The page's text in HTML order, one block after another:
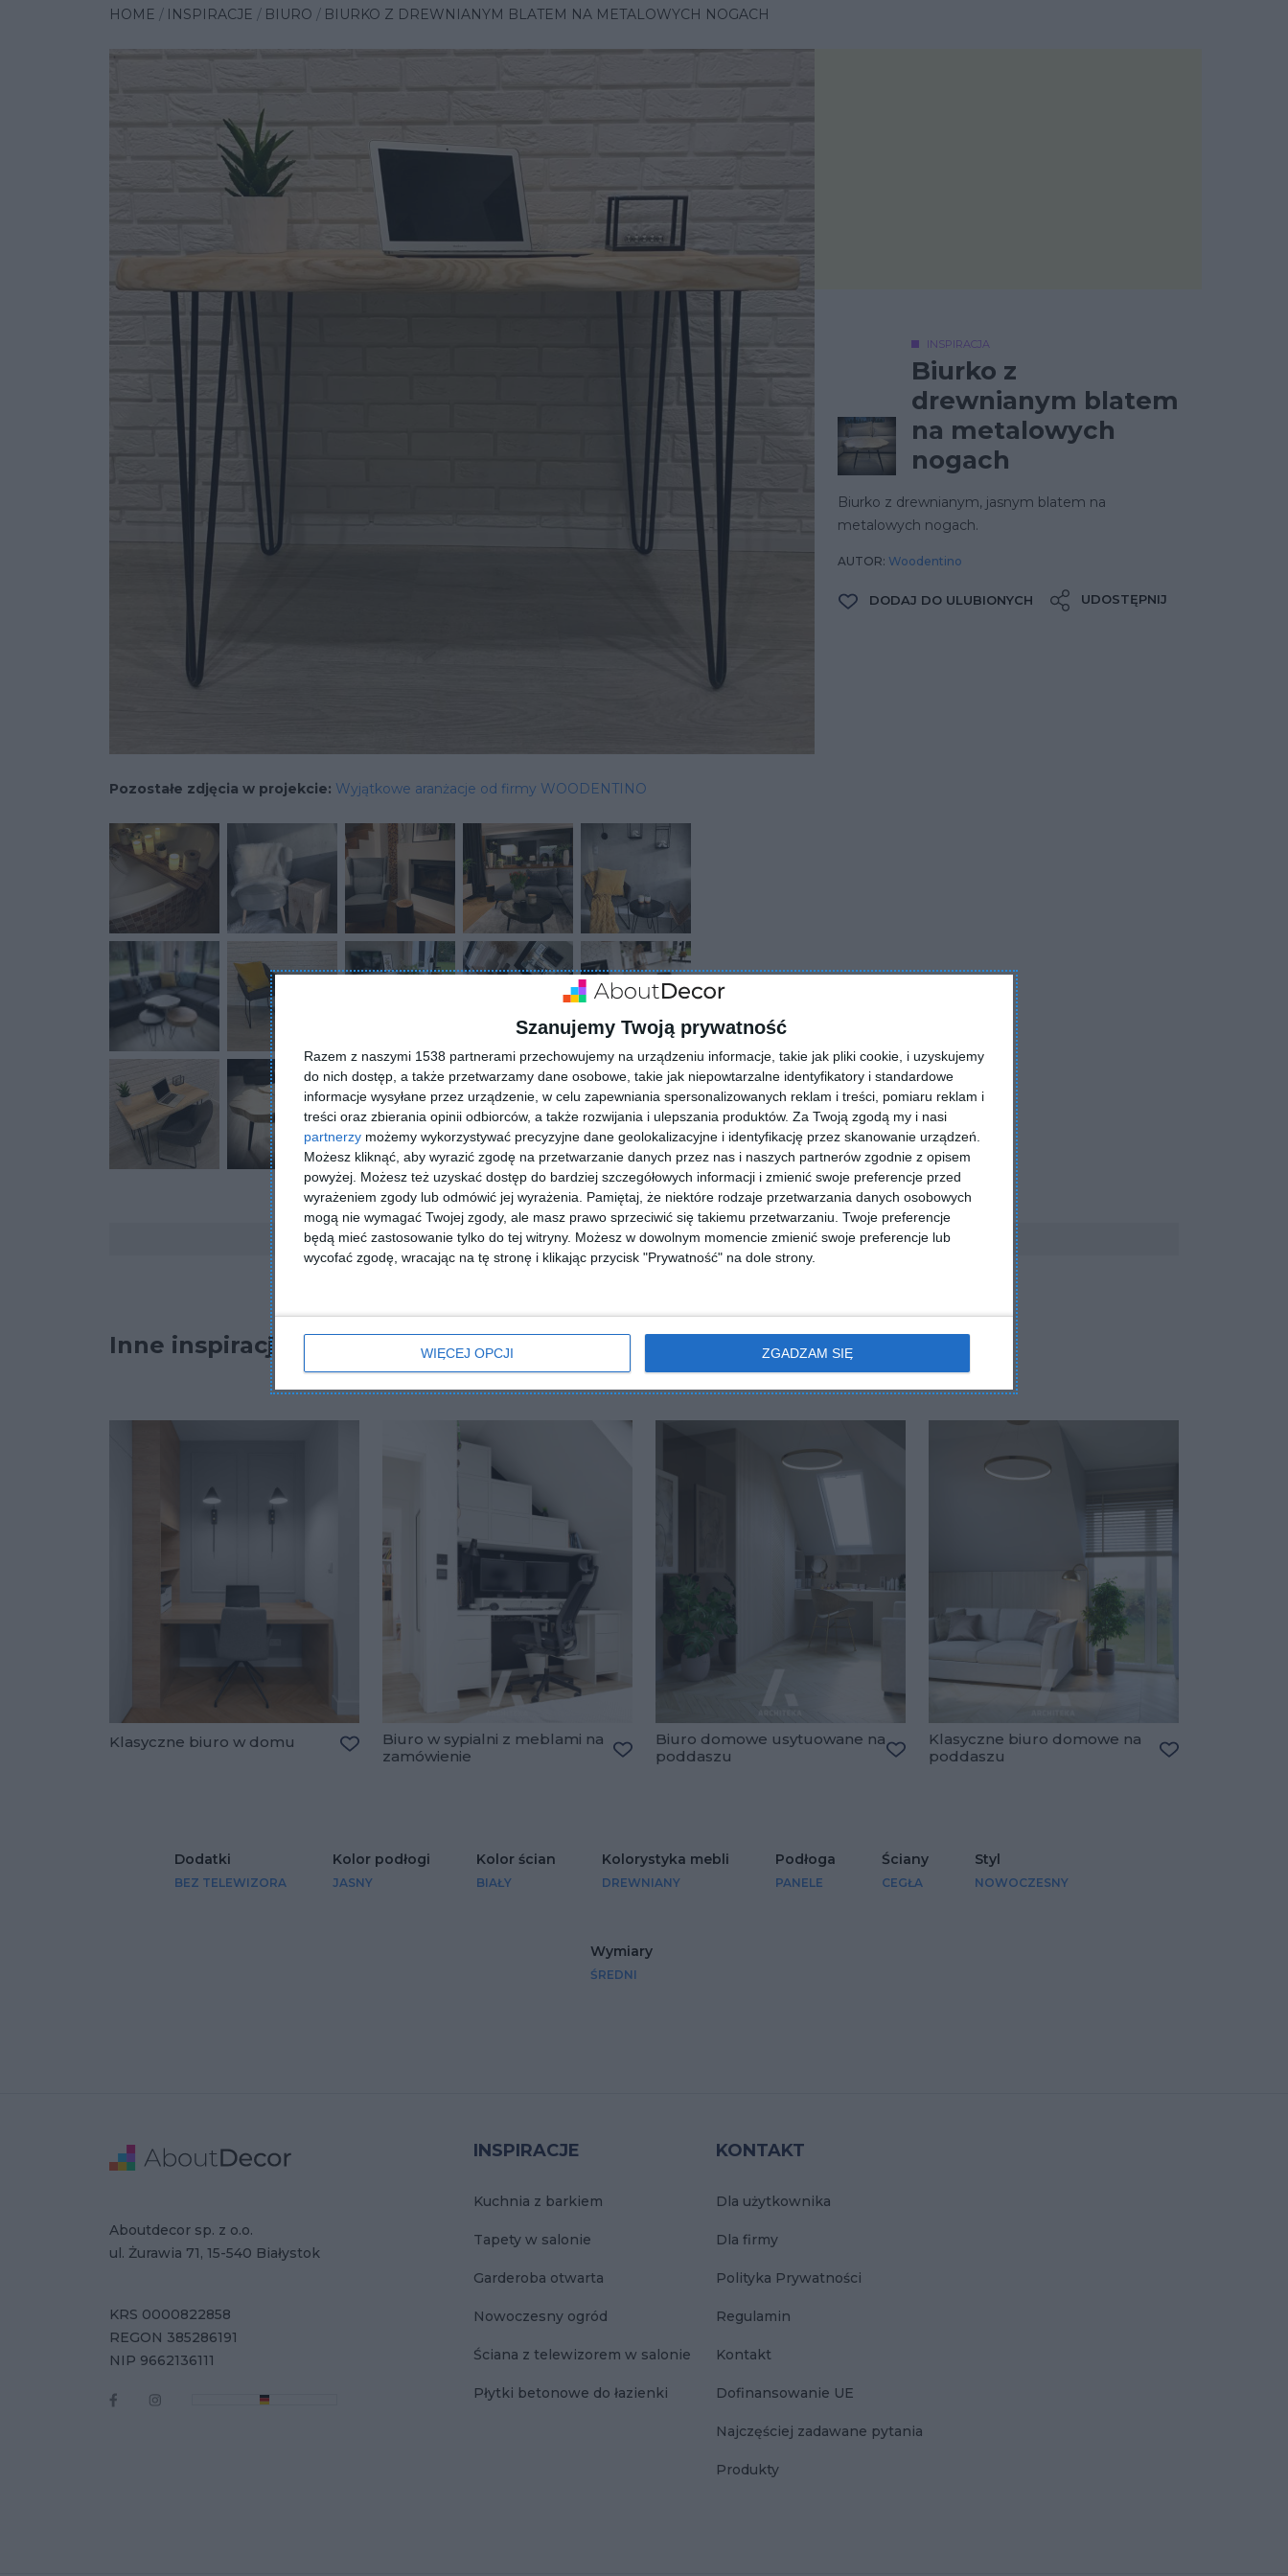
Szanujemy Twoją prywatność
Razem z naszymi 1538 partnerami przechowujemy na urządzeniu informacje, takie jak pliki cookie, i uzyskujemy
do nich dostęp, a także przetwarzamy dane osobowe, takie jak niepowtarzalne identyfikatory i standardowe
informacje wysyłane przez urządzenie, w celu zapewniania spersonalizowanych reklam i treści, pomiaru reklam i
treści oraz zbierania opinii odbiorców, a także rozwijania i ulepszania produktów. Za Twoją zgodą my i nasi
partnerzy możemy wykorzystywać precyzyjne dane geolokalizacyjne i identyfikację przez skanowanie urządzeń.
Możesz kliknąć, aby wyrazić zgodę na przetwarzanie danych przez nas i naszych partnerów zgodnie z opisem
powyżej. Możesz też uzyskać dostęp do bardziej szczegółowych informacji i zmienić swoje preferencje przed
wyrażeniem zgody lub odmówić jej wyrażenia.
Pamiętaj, że niektóre rodzaje przetwarzania danych osobowych
mogą nie wymagać Twojej zgody, ale masz prawo sprzeciwić się takiemu przetwarzaniu. Twoje preferencje
będą mieć zastosowanie tylko do tej witryny. Możesz w dowolnym momencie zmienić swoje preferencje lub
wycofać zgodę, wracając na tę stronę i klikając przycisk "Prywatność" na dole strony.
WIĘCEJ OPCJI ZGADZAM SIĘ
HOME INSPIRACJE BIURO BIURKO Z DREWNIANYM BLATEM NA METALOWYCH NOGACH
INSPIRACJA
Biurko z
drewnianym blatem
na metalowych
nogach
Biurko z drewnianym, jasnym blatem na
metalowych nogach.
AUTOR: Woodentino
DODAJ DO ULUBIONYCH UDOSTĘPNIJ
Pozostałe zdjęcia w projekcie: Wyjątkowe aranżacje od firmy WOODENTINO
ZADAJ PYTANIE
Inne inspiracje
Klasyczne biuro w domu
Dodaj do ulubionych
Biuro w sypialni z meblami na
zamówienie
Dodaj do ulubionych
Biuro domowe usytuowane na
poddaszu
Dodaj do ulubionych
Klasyczne biuro domowe na
poddaszu
Dodatki
BEZ TELEWIZORA
Kolor podłogi
JASNY
Kolor ścian
BIAŁY
Kolorystyka mebli
DREWNIANY
Podłoga
PANELE
Ściany
CEGŁA
Styl
NOWOCZESNY
Wymiary
ŚREDNI
INSPIRACJE
Kuchnia z barkiem
Tapety w salonie
Garderoba otwarta
Nowoczesny ogród
Ściana z telewizorem w salonie
Płytki betonowe do łazienki
KONTAKT
Dla użytkownika
Dla firmy
Polityka Prywatności
Regulamin
Kontakt
Dofinansowanie UE
Najczęściej zadawane pytania
Produkty
Adres
Aboutdecor sp. z o.o.
ul. Żurawia 71, 15-540 Białystok
Dane Firmy
KRS 0000822858
REGON 385286191
NIP 9662136111